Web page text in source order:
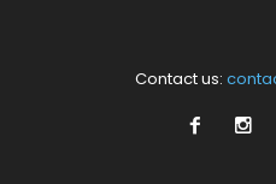
Contact us: